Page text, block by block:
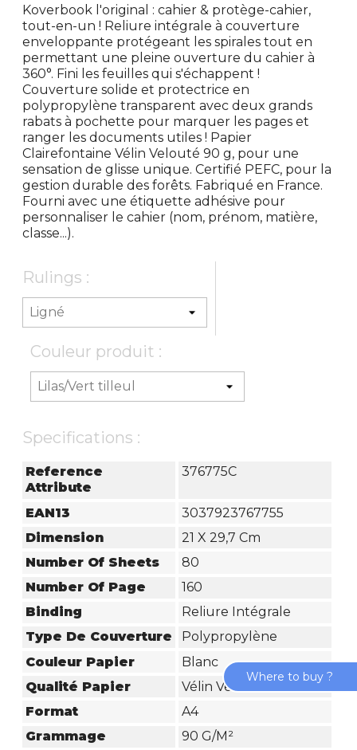
Koverbook l'original : cahier & protège-cahier,
tout-en-un ! Reliure intégrale à couverture
enveloppante protégeant les spirales tout en
permettant une pleine ouverture du cahier à
360°. Fini les feuilles qui s'échappent !
Couverture solide et protectrice en
polypropylène transparent avec deux grands
rabats à pochette pour marquer les pages et
ranger les documents utiles ! Papier
Clairefontaine Vélin Velouté 90 g, pour une
sensation de glisse unique. Certifié PEFC, pour la
gestion durable des forêts. Fabriqué en France.
Fourni avec une étiquette adhésive pour
personnaliser le cahier (nom, prénom, matière,
classe...).
Rulings :
Couleur produit :
Specifications :
Reference
Attribute
376775C
EAN13
3037923767755
Dimension
21 X 29,7 Cm
Number Of Sheets
80
Number Of Page
160
Binding
Reliure Intégrale
Type De Couverture
Polypropylène
Couleur Papier
Blanc
Qualité Papier
Vélin Velouté
Format
A4
Grammage
90 G/m²
Where to buy ?